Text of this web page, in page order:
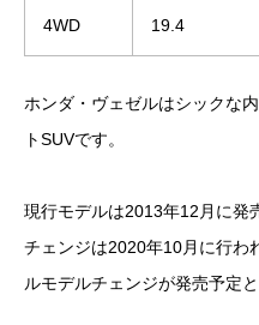
4WD 19.4
ホンダ・ヴェゼルはシックな
トSUVです。
現行モデルは2013年12月に発
チェンジは2020年10月に行わ
ルモデルチェンジが発売予定と